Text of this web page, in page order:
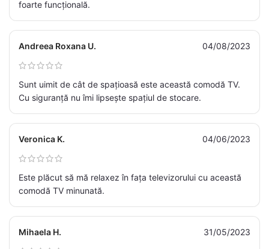
foarte funcțională.
Andreea Roxana U. 04/08/2023
Sunt uimit de cât de spațioasă este această comodă TV.
Cu siguranță nu îmi lipsește spațiul de stocare.
Veronica K. 04/06/2023
Este plăcut să mă relaxez în fața televizorului cu această
comodă TV minunată.
Mihaela H. 31/05/2023